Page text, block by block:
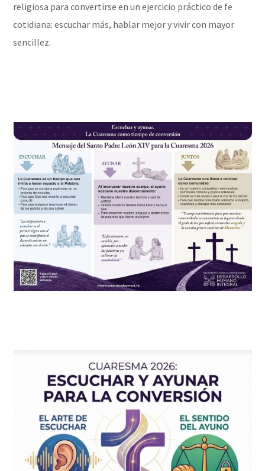
religiosa para convertirse en un ejercicio práctico de fe
cotidiana: escuchar más, hablar mejor y vivir con mayor
sencillez.